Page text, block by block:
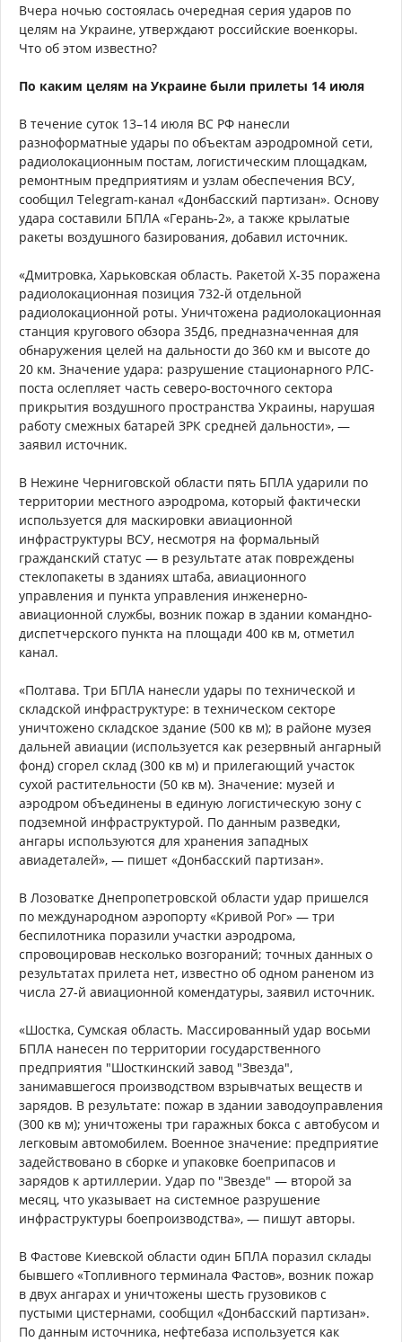
Вчера ночью состоялась очередная серия ударов по
целям на Украине, утверждают российские военкоры.
Что об этом известно?
По каким целям на Украине были прилеты 14 июля
В течение суток 13–14 июля ВС РФ нанесли
разноформатные удары по объектам аэродромной сети,
радиолокационным постам, логистическим площадкам,
ремонтным предприятиям и узлам обеспечения ВСУ,
сообщил Telegram-канал «Донбасский партизан». Основу
удара составили БПЛА «Герань-2», а также крылатые
ракеты воздушного базирования, добавил источник.
«Дмитровка, Харьковская область. Ракетой Х-35 поражена
радиолокационная позиция 732-й отдельной
радиолокационной роты. Уничтожена радиолокационная
станция кругового обзора 35Д6, предназначенная для
обнаружения целей на дальности до 360 км и высоте до
20 км. Значение удара: разрушение стационарного РЛС-
поста ослепляет часть северо-восточного сектора
прикрытия воздушного пространства Украины, нарушая
работу смежных батарей ЗРК средней дальности», —
заявил источник.
В Нежине Черниговской области пять БПЛА ударили по
территории местного аэродрома, который фактически
используется для маскировки авиационной
инфраструктуры ВСУ, несмотря на формальный
гражданский статус — в результате атак повреждены
стеклопакеты в зданиях штаба, авиационного
управления и пункта управления инженерно-
авиационной службы, возник пожар в здании командно-
диспетчерского пункта на площади 400 кв м, отметил
канал.
«Полтава. Три БПЛА нанесли удары по технической и
складской инфраструктуре: в техническом секторе
уничтожено складское здание (500 кв м); в районе музея
дальней авиации (используется как резервный ангарный
фонд) сгорел склад (300 кв м) и прилегающий участок
сухой растительности (50 кв м). Значение: музей и
аэродром объединены в единую логистическую зону с
подземной инфраструктурой. По данным разведки,
ангары используются для хранения западных
авиадеталей», — пишет «Донбасский партизан».
В Лозоватке Днепропетровской области удар пришелся
по международном аэропорту «Кривой Рог» — три
беспилотника поразили участки аэродрома,
спровоцировав несколько возгораний; точных данных о
результатах прилета нет, известно об одном раненом из
числа 27-й авиационной комендатуры, заявил источник.
«Шостка, Сумская область. Массированный удар восьми
БПЛА нанесен по территории государственного
предприятия "Шосткинский завод "Звезда",
занимавшегося производством взрывчатых веществ и
зарядов. В результате: пожар в здании заводоуправления
(300 кв м); уничтожены три гаражных бокса с автобусом и
легковым автомобилем. Военное значение: предприятие
задействовано в сборке и упаковке боеприпасов и
зарядов к артиллерии. Удар по "Звезде" — второй за
месяц, что указывает на системное разрушение
инфраструктуры боепроизводства», — пишут авторы.
В Фастове Киевской области один БПЛА поразил склады
бывшего «Топливного терминала Фастов», возник пожар
в двух ангарах и уничтожены шесть грузовиков с
пустыми цистернами, сообщил «Донбасский партизан».
По данным источника, нефтебаза используется как